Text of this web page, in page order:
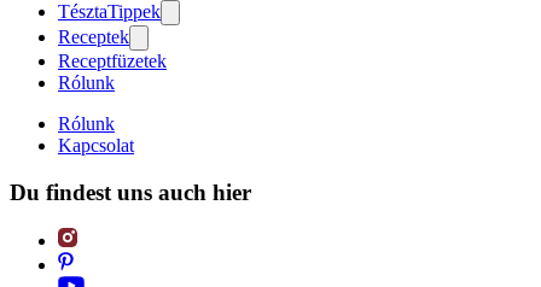
TésztaTippek
Receptek
Receptfüzetek
Rólunk
Rólunk
Kapcsolat
Du findest uns auch hier